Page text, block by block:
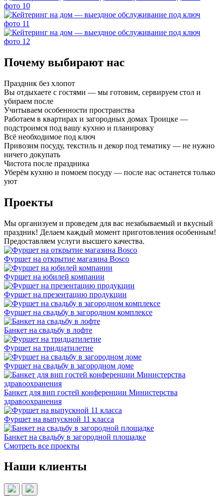
Почему выбирают нас
Праздник без хлопот
Вы отдыхаете с гостями — мы готовим, сервируем стол и
убираем после
Учитываем особенности пространства
Работаем в квартирах и загородных домах Троицке —
подстроимся под вашу кухню и планировку
Всё необходимое под ключ
Привозим посуду, текстиль и декор под тематику — не нужно
ничего докупать
Чистота после праздника
Уберём кухню и помоем посуду — после нас останется только
уют
Проекты
Мы организуем и проведем для вас незабываемый и вкусный
праздник! Делаем каждый момент приготовления особенным!
Предоставляем услуги высшего качества.
Фуршет на открытие магазина Bosco
Фуршет на юбилей компании
Фуршет на презентацию продукции
Фуршет на свадьбу в загородном комплексе
Банкет на свадьбу в лофте
Фуршет на тридцатилетие
Фуршет на свадьбу в загородном доме
Банкет для вип гостей конференции Министерства
здравоохранения
Фуршет на выпускной 11 класса
Банкет на свадьбу в загородной площадке
Смотреть все проекты
Наши клиенты